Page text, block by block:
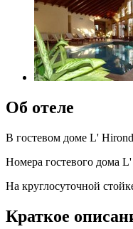
Об отеле
В гостевом доме L'
Номера гостевого дома
На круглосуточной
Краткое